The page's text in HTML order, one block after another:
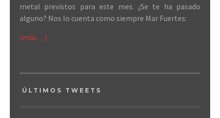
metal previstos para este mes. ¿Se te ha pasado
alguno? Nos lo cuenta como siempre Mar Fuertes:
(más…)
ÚLTIMOS TWEETS